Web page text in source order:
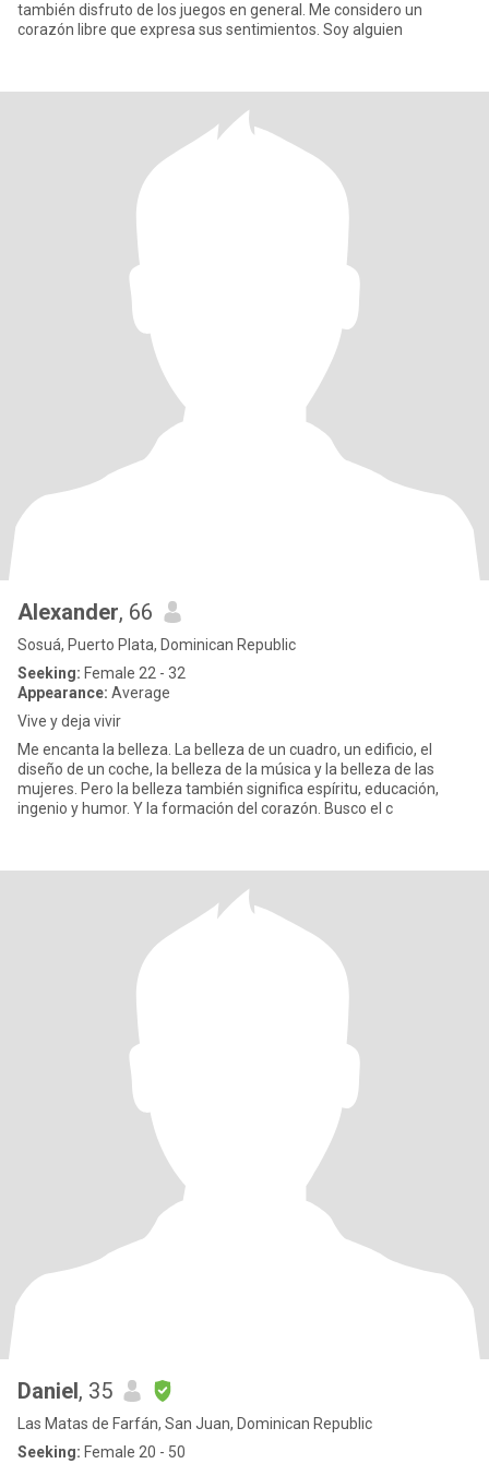
también disfruto de los juegos en general. Me considero un
corazón libre que expresa sus sentimientos. Soy alguien
Alexander, 66
Sosuá, Puerto Plata, Dominican Republic
Seeking: Female 22 - 32
Appearance: Average
Vive y deja vivir
Me encanta la belleza. La belleza de un cuadro, un edificio, el
diseño de un coche, la belleza de la música y la belleza de las
mujeres. Pero la belleza también significa espíritu, educación,
ingenio y humor. Y la formación del corazón. Busco el c
Daniel, 35
Las Matas de Farfán, San Juan, Dominican Republic
Seeking: Female 20 - 50